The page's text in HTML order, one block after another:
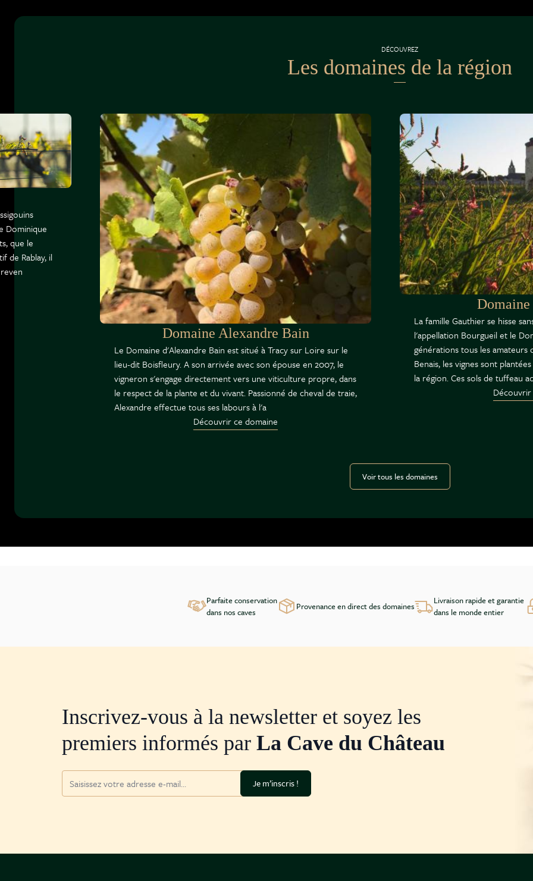
DÉCOUVREZ
Les domaines de la région
Dominique
que le
de Rablay, il
Domaine Alexandre Bain
Le Domaine d'Alexandre Bain est situé à Tracy sur Loire sur le
lieu-dit Boisfleury. A son arrivée avec son épouse en 2007, le
vigneron s'engage directement vers une viticulture propre, dans
le respect de la plante et du vivant. Passionné de cheval de traie,
Alexandre effectue tous ses labours à l'a
Découvrir ce domaine
La famille Gauthier se hisse
l'appellation Bourgueil et le
générations tous les amateurs
Benais, les vignes sont
la région. Ces sols de tuffeau
Voir tous les domaines
Parfaite conservation
dans nos caves
Provenance en direct des domaines
Livraison rapide et garantie
dans le monde entier
Inscrivez-vous à la newsletter et soyez les
premiers informés par La Cave du Château
Je m’inscris !